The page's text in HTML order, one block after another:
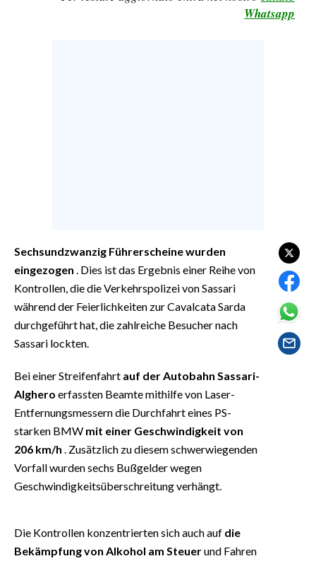
VIDEO
INFO AZIENDE
NECROLOGI
PUBBLICITÀ
Whatsapp
Sechsundzwanzig Führerscheine wurden
eingezogen . Dies ist das Ergebnis einer Reihe von
Kontrollen, die die Verkehrspolizei von Sassari
während der Feierlichkeiten zur Cavalcata Sarda
durchgeführt hat, die zahlreiche Besucher nach
Sassari lockten.
Bei einer Streifenfahrt auf der Autobahn Sassari-
Alghero erfassten Beamte mithilfe von Laser-
Entfernungsmessern die Durchfahrt eines PS-
starken BMW mit einer Geschwindigkeit von
206 km/h . Zusätzlich zu diesem schwerwiegenden
Vorfall wurden sechs Bußgelder wegen
Geschwindigkeitsüberschreitung verhängt.
Die Kontrollen konzentrierten sich auch auf die
Bekämpfung von Alkohol am Steuerund Fahren